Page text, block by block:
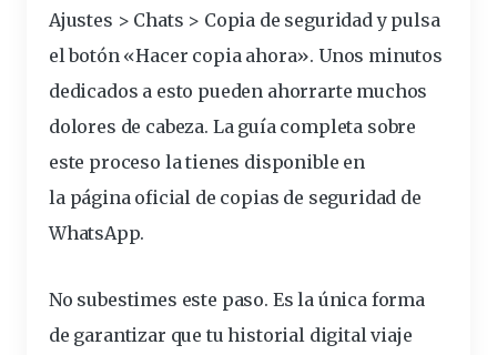
Ajustes > Chats > Copia de seguridad y pulsa
el botón «Hacer copia ahora». Unos minutos
dedicados a esto pueden ahorrarte muchos
dolores de cabeza. La guía completa sobre
este proceso la tienes disponible en
la página oficial de copias de seguridad de
WhatsApp.
No subestimes este paso. Es la única forma
de garantizar que tu historial digital viaje